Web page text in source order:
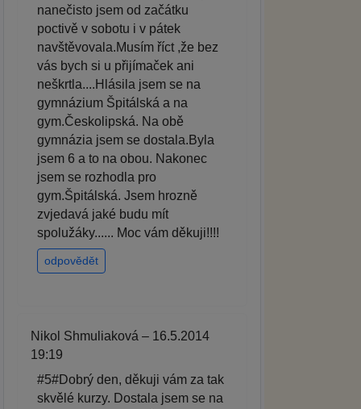
nanečisto jsem od začátku
poctivě v sobotu i v pátek
navštěvovala.Musím říct ,že bez
vás bych si u přijímaček ani
neškrtla....Hlásila jsem se na
gymnázium Špitálská a na
gym.Českolipská. Na obě
gymnázia jsem se dostala.Byla
jsem 6 a to na obou. Nakonec
jsem se rozhodla pro
gym.Špitálská. Jsem hrozně
zvjedavá jaké budu mít
spolužáky...... Moc vám děkuji!!!!
odpovědět
Nikol Shmuliaková – 16.5.2014
19:19
#5#Dobrý den, děkuji vám za tak
skvělé kurzy. Dostala jsem se na